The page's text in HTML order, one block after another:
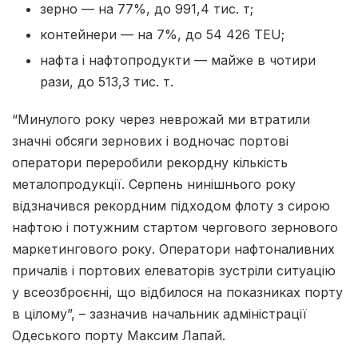
зерно — на 77%, до 991,4 тис. т;
контейнери — на 7%, до 54 426 TEU;
нафта і нафтопродукти — майже в чотири
рази, до 513,3 тис. т.
“Минулого року через неврожай ми втратили
значні обсяги зернових і водночас портові
оператори переробили рекордну кількість
металопродукції. Серпень нинішнього року
відзначився рекордним підходом флоту з сирою
нафтою і потужним стартом чергового зернового
маркетингового року. Оператори нафтоналивних
причалів і портових елеваторів зустріли ситуацію
у всеозброєнні, що відбилося на показниках порту
в цілому”, – зазначив начальник адміністрації
Одеського порту Максим Лапай.